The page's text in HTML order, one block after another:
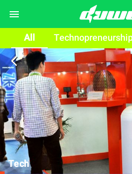
All
arrow_back_ios
Tech